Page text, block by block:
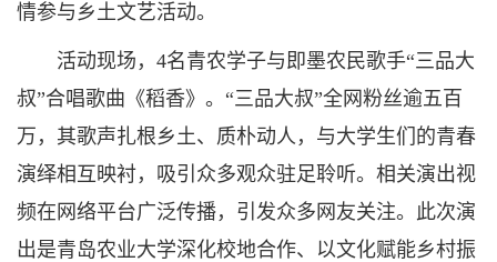
情参与乡土文艺活动。
活动现场，4名青农学子与即墨农民歌手“三品大
叔”合唱歌曲《稻香》。“三品大叔”全网粉丝逾五百
万，其歌声扎根乡土、质朴动人，与大学生们的青春
演绎相互映衬，吸引众多观众驻足聆听。相关演出视
频在网络平台广泛传播，引发众多网友关注。此次演
出是青岛农业大学深化校地合作、以文化赋能乡村振